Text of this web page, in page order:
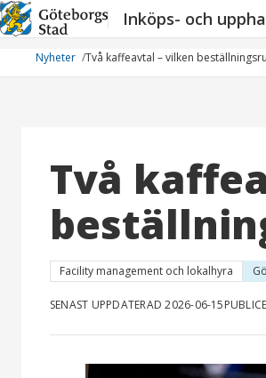
Hoppa
till
innehåll
Inköps- och
Nyheter Två kaffeavtal – vilken
Två
Facility management och lokalhyra
SENAST UPPDATERAD 2026-06-15